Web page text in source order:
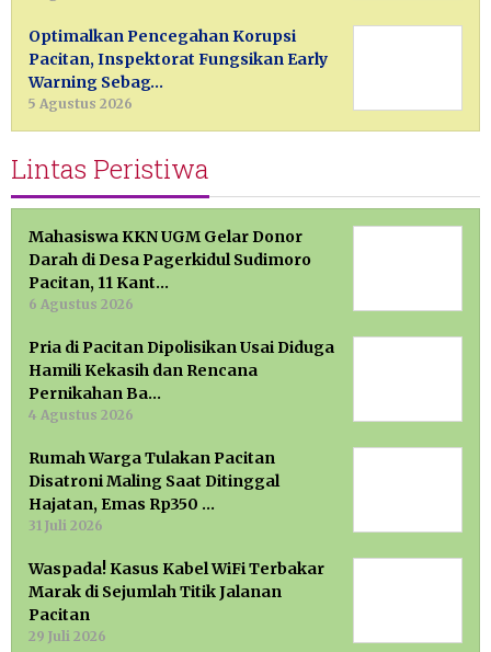
Optimalkan Pencegahan Korupsi
Pacitan, Inspektorat Fungsikan Early
Warning Sebag…
5 Agustus 2026
Lintas Peristiwa
Mahasiswa KKN UGM Gelar Donor
Darah di Desa Pagerkidul Sudimoro
Pacitan, 11 Kant…
6 Agustus 2026
Pria di Pacitan Dipolisikan Usai Diduga
Hamili Kekasih dan Rencana
Pernikahan Ba…
4 Agustus 2026
Rumah Warga Tulakan Pacitan
Disatroni Maling Saat Ditinggal
Hajatan, Emas Rp350 …
31 Juli 2026
Waspada! Kasus Kabel WiFi Terbakar
Marak di Sejumlah Titik Jalanan
Pacitan
29 Juli 2026